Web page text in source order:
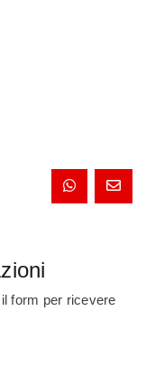
form per ricevere